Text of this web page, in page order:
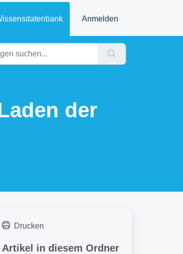
Anmelden
der
Drucken
Artikel in diesem Ordner